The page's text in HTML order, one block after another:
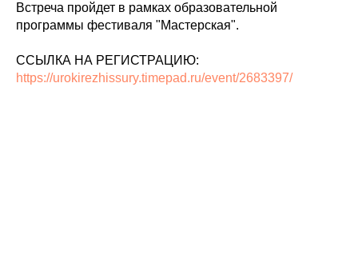
Встреча пройдет в рамках образовательной
программы фестиваля "Мастерская".
ССЫЛКА НА РЕГИСТРАЦИЮ:
https://urokirezhissury.timepad.ru/event/2683397/